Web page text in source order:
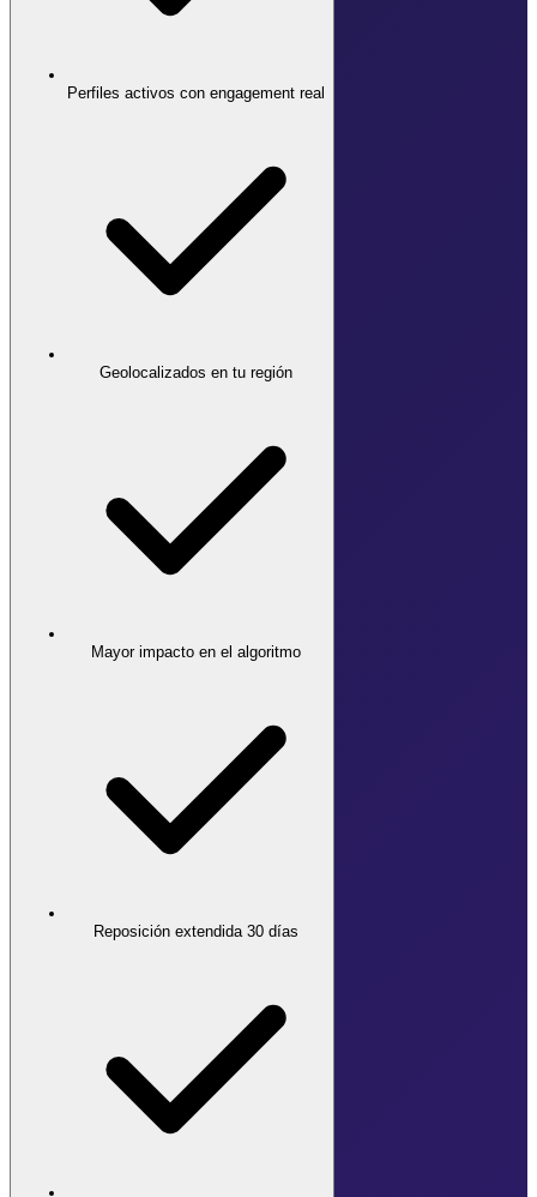
Perfiles activos con engagement real
Geolocalizados en tu región
Mayor impacto en el algoritmo
Reposición extendida 30 días